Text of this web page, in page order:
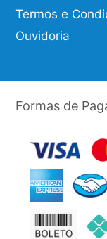
Termos e
Ouvidoria
Formas de